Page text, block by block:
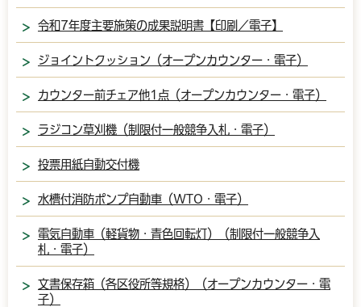
令和7年度主要施策の成果説明書【印刷／電子】
ジョイントクッション（オープンカウンター・電子）
カウンター前チェア他1点（オープンカウンター・電子）
ラジコン草刈機（制限付一般競争入札・電子）
投票用紙自動交付機
水槽付消防ポンプ自動車（WTO・電子）
電気自動車（軽貨物・青色回転灯）（制限付一般競争入
札・電子）
文書保存箱（各区役所等規格）（オープンカウンター・電
子）